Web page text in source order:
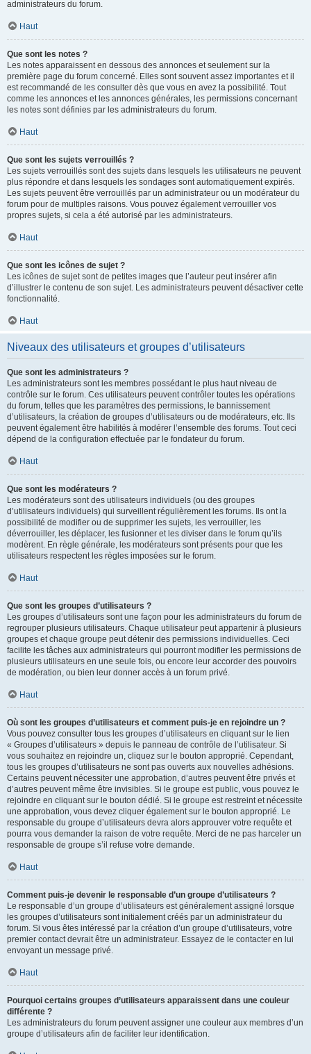
administrateurs du forum.
Haut
Que sont les notes ?
Les notes apparaissent en dessous des annonces et seulement sur la
première page du forum concerné. Elles sont souvent assez importantes et il
est recommandé de les consulter dès que vous en avez la possibilité. Tout
comme les annonces et les annonces générales, les permissions concernant
les notes sont définies par les administrateurs du forum.
Haut
Que sont les sujets verrouillés ?
Les sujets verrouillés sont des sujets dans lesquels les utilisateurs ne peuvent
plus répondre et dans lesquels les sondages sont automatiquement expirés.
Les sujets peuvent être verrouillés par un administrateur ou un modérateur du
forum pour de multiples raisons. Vous pouvez également verrouiller vos
propres sujets, si cela a été autorisé par les administrateurs.
Haut
Que sont les icônes de sujet ?
Les icônes de sujet sont de petites images que l’auteur peut insérer afin
d’illustrer le contenu de son sujet. Les administrateurs peuvent désactiver cette
fonctionnalité.
Haut
Niveaux des utilisateurs et groupes d’utilisateurs
Que sont les administrateurs ?
Les administrateurs sont les membres possédant le plus haut niveau de
contrôle sur le forum. Ces utilisateurs peuvent contrôler toutes les opérations
du forum, telles que les paramètres des permissions, le bannissement
d’utilisateurs, la création de groupes d’utilisateurs ou de modérateurs, etc. Ils
peuvent également être habilités à modérer l’ensemble des forums. Tout ceci
dépend de la configuration effectuée par le fondateur du forum.
Haut
Que sont les modérateurs ?
Les modérateurs sont des utilisateurs individuels (ou des groupes
d’utilisateurs individuels) qui surveillent régulièrement les forums. Ils ont la
possibilité de modifier ou de supprimer les sujets, les verrouiller, les
déverrouiller, les déplacer, les fusionner et les diviser dans le forum qu’ils
modèrent. En règle générale, les modérateurs sont présents pour que les
utilisateurs respectent les règles imposées sur le forum.
Haut
Que sont les groupes d’utilisateurs ?
Les groupes d’utilisateurs sont une façon pour les administrateurs du forum de
regrouper plusieurs utilisateurs. Chaque utilisateur peut appartenir à plusieurs
groupes et chaque groupe peut détenir des permissions individuelles. Ceci
facilite les tâches aux administrateurs qui pourront modifier les permissions de
plusieurs utilisateurs en une seule fois, ou encore leur accorder des pouvoirs
de modération, ou bien leur donner accès à un forum privé.
Haut
Où sont les groupes d’utilisateurs et comment puis-je en rejoindre un ?
Vous pouvez consulter tous les groupes d’utilisateurs en cliquant sur le lien
« Groupes d’utilisateurs » depuis le panneau de contrôle de l’utilisateur. Si
vous souhaitez en rejoindre un, cliquez sur le bouton approprié. Cependant,
tous les groupes d’utilisateurs ne sont pas ouverts aux nouvelles adhésions.
Certains peuvent nécessiter une approbation, d’autres peuvent être privés et
d’autres peuvent même être invisibles. Si le groupe est public, vous pouvez le
rejoindre en cliquant sur le bouton dédié. Si le groupe est restreint et nécessite
une approbation, vous devez cliquer également sur le bouton approprié. Le
responsable du groupe d’utilisateurs devra alors approuver votre requête et
pourra vous demander la raison de votre requête. Merci de ne pas harceler un
responsable de groupe s’il refuse votre demande.
Haut
Comment puis-je devenir le responsable d’un groupe d’utilisateurs ?
Le responsable d’un groupe d’utilisateurs est généralement assigné lorsque
les groupes d’utilisateurs sont initialement créés par un administrateur du
forum. Si vous êtes intéressé par la création d’un groupe d’utilisateurs, votre
premier contact devrait être un administrateur. Essayez de le contacter en lui
envoyant un message privé.
Haut
Pourquoi certains groupes d’utilisateurs apparaissent dans une couleur
différente ?
Les administrateurs du forum peuvent assigner une couleur aux membres d’un
groupe d’utilisateurs afin de faciliter leur identification.